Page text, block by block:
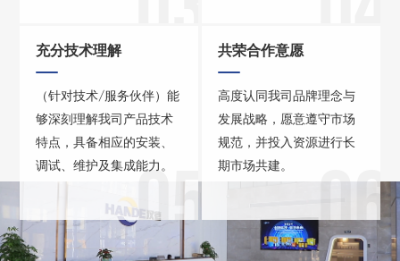
充分技术理解
（针对技术/服务伙伴）能
够深刻理解我司产品技术
特点，具备相应的安装、
调试、维护及集成能力。05
共荣合作意愿
高度认同我司品牌理念与
发展战略，愿意遵守市场
规范，并投入资源进行长
期市场共建。
06